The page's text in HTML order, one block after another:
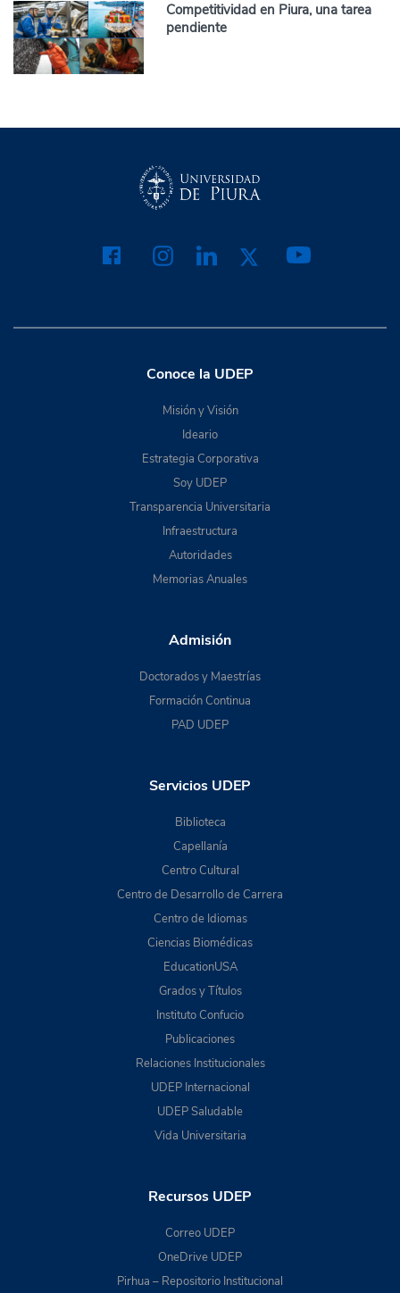
Competitividad en Piura, una tarea
pendiente
Conoce la UDEP
Misión y Visión
Ideario
Estrategia Corporativa
Soy UDEP
Transparencia Universitaria
Infraestructura
Autoridades
Memorias Anuales
Admisión
Doctorados y Maestrías
Formación Continua
PAD UDEP
Servicios UDEP
Biblioteca
Capellanía
Centro Cultural
Centro de Desarrollo de Carrera
Centro de Idiomas
Ciencias Biomédicas
EducationUSA
Grados y Títulos
Instituto Confucio
Publicaciones
Relaciones Institucionales
UDEP Internacional
UDEP Saludable
Vida Universitaria
Recursos UDEP
Correo UDEP
OneDrive UDEP
Pirhua – Repositorio Institucional